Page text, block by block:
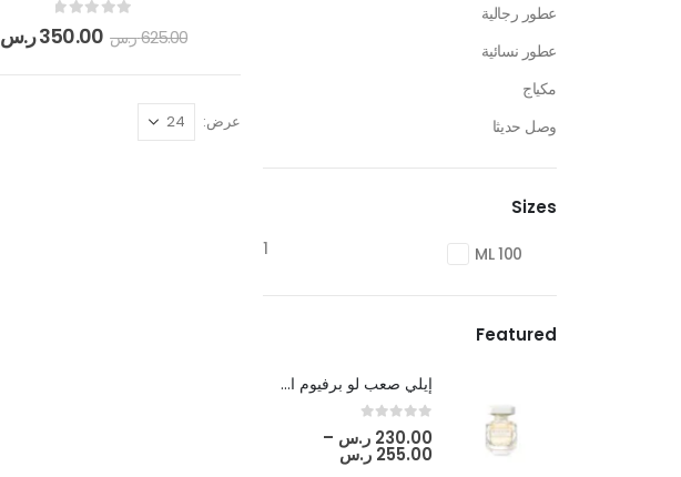
625.00ر.س 350.00ر.س
عرض:
عطور رجالية
عطور نسائية
مكياج
وصل حديثا
Sizes
100 ML
1
Featured
إيلي صعب لو برفيوم ان وايت
0
out of 5
230.00 ر.س –
255.00 ر.س